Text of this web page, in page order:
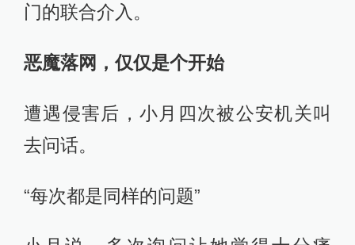
门的联合介入。
恶魔落网，仅仅是个开始
遭遇侵害后，小月四次被公安机关叫
去问话。
“每次都是同样的问题”